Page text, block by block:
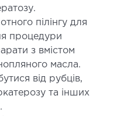
пілінгу для
процедури
з вмістом
масла.
від рубців,
та інших